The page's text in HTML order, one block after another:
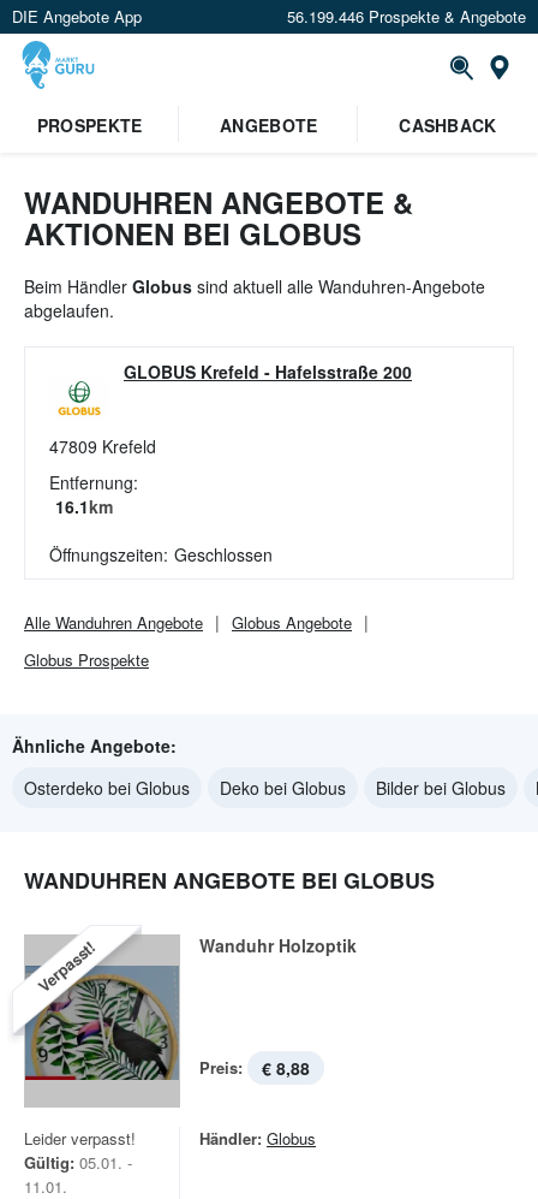
DIE Angebote App 56.199.446 Prospekte & Angebote
Standort festlegen
PROSPEKTE ANGEBOTE CASHBACK
WANDUHREN ANGEBOTE &
AKTIONEN BEI GLOBUS
Beim Händler Globus sind aktuell alle Wanduhren-Angebote
abgelaufen.
GLOBUS Krefeld - Hafelsstraße 200
47809 Krefeld
Entfernung:
16.1km
Öffnungszeiten: Geschlossen
Alle Wanduhren Angebote Globus Angebote
Globus Prospekte
Ähnliche Angebote:
Osterdeko bei Globus
Deko bei Globus Bilder bei Globus
WANDUHREN ANGEBOTE BEI GLOBUS
Verpasst! Wanduhr Holzoptik
Preis: € 8,88
Leider verpasst!
Gültig: 05.01. -
11.01.
Händler: Globus